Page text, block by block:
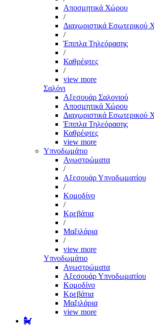
Αποσμητικά Χώρου
/
Διαχωριστικά Εσωτερικού
/
Έπιπλα Τηλεόρασης
/
Καθρέφτες
/
view more
Σαλόνι
Αξεσουάρ Σαλονιού
Αποσμητικά Χώρου
Διαχωριστικά Εσωτερικού
Έπιπλα Τηλεόρασης
Καθρέφτες
view more
Υπνοδωμάτιο
Ανωστρώματα
/
Αξεσουάρ Υπνοδωματίου
/
Κομοδίνο
/
Κρεβάτια
/
Μαξιλάρια
/
view more
Υπνοδωμάτιο
Ανωστρώματα
Αξεσουάρ Υπνοδωματίου
Κομοδίνο
Κρεβάτια
Μαξιλάρια
view more